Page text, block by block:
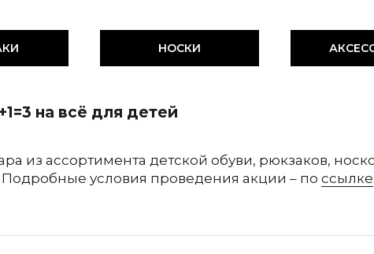
Обувь со скидками
НОСКИ
на всё для детей
из ассортимента детской обуви, рюкзаков,
Подробные условия проведения акции – по ссылке